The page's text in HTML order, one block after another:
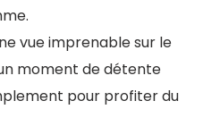
vue imprenable sur le
moment de détente
pour profiter du